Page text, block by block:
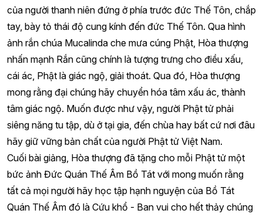
của người thanh niên đứng ở phía trước đức Thế Tôn, chắp
tay, bày tỏ thái độ cung kính đến đức Thế Tôn. Qua hình
ảnh rắn chúa Mucalinda che mưa cúng Phật, Hòa thượng
nhấn mạnh Rắn cũng chính là tượng trưng cho điều xấu,
cái ác, Phật là giác ngộ, giải thoát. Qua đó, Hòa thượng
mong rằng đại chúng hãy chuyển hóa tâm xấu ác, thành
tâm giác ngộ. Muốn được như vậy, người Phật tử phải
siêng năng tu tập, dù ở tại gia, đến chùa hay bất cứ nơi đâu
hãy giữ vững bản chất của người Phật tử Việt Nam.
Cuối bài giảng, Hòa thượng đã tặng cho mỗi Phật tử một
bức ảnh Đức Quán Thế Âm Bồ Tát với mong muốn rằng
tất cả mọi người hãy học tập hạnh nguyện của Bồ Tát
Quán Thế Âm đó là Cứu khổ - Ban vui cho hết thảy chúng